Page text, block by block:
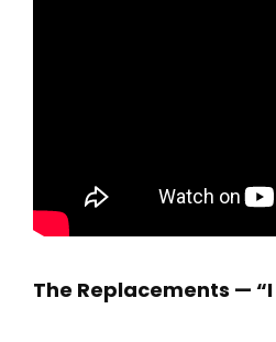
The Replacements —